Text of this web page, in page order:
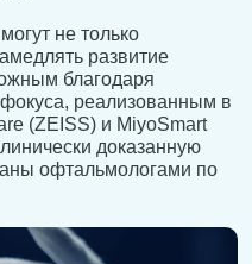
не только
развитие
благодаря
реализованным в
(ZEISS) и MiyoSmart
доказанную
офтальмологами по